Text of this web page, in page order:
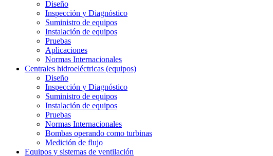
Diseño
Inspección y Diagnóstico
Suministro de equipos
Instalación de equipos
Pruebas
Aplicaciones
Normas Internacionales
Centrales hidroeléctricas (equipos)
Diseño
Inspección y Diagnóstico
Suministro de equipos
Instalación de equipos
Pruebas
Normas Internacionales
Bombas operando como turbinas
Medición de flujo
Equipos y sistemas de ventilación